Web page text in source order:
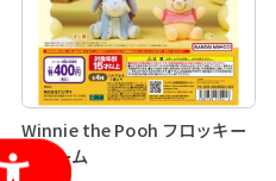
Winnie the Pooh フロッキー
チャーム